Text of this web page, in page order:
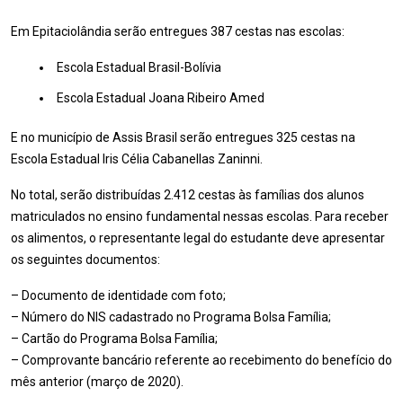
Em Epitaciolândia serão entregues 387 cestas nas escolas:
Escola Estadual Brasil-Bolívia
Escola Estadual Joana Ribeiro Amed
E no município de Assis Brasil serão entregues 325 cestas na
Escola Estadual Iris Célia Cabanellas Zaninni.
No total, serão distribuídas 2.412 cestas às famílias dos alunos
matriculados no ensino fundamental nessas escolas. Para receber
os alimentos, o representante legal do estudante deve apresentar
os seguintes documentos:
– Documento de identidade com foto;
– Número do NIS cadastrado no Programa Bolsa Família;
– Cartão do Programa Bolsa Família;
– Comprovante bancário referente ao recebimento do benefício do
mês anterior (março de 2020).